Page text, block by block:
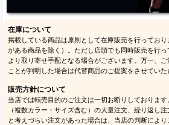
在庫について
掲載している商品は原則として在庫販売を行ってお
がある商品を除く）。ただし店頭でも同時販売を行
より取り寄せ手配となる場合がございます。万一、
ことが判明した場合は代替商品のご提案をさせていた
販売方針について
当店では転売目的のご注文は一切お断りしておりま
（複数カラー・サイズ含む）の大量注文、繰り返し
と考えづらい注文があった場合は、当店の判断によ